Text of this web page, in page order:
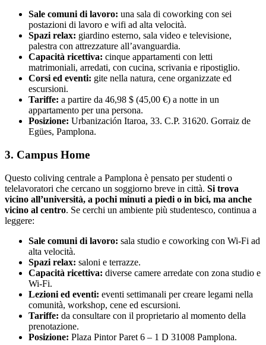
Sale comuni di lavoro: una sala di coworking con sei
postazioni di lavoro e wifi ad alta velocità.
Spazi relax: giardino esterno, sala video e televisione,
palestra con attrezzature all’avanguardia.
Capacità ricettiva: cinque appartamenti con letti
matrimoniali, arredati, con cucina, scrivania e ripostiglio.
Corsi ed eventi: gite nella natura, cene organizzate ed
escursioni.
Tariffe: a partire da 46,98 $ (45,00 €) a notte in un
appartamento per una persona.
Posizione: Urbanización Itaroa, 33. C.P. 31620. Gorraiz de
Egües, Pamplona.
3. Campus Home
Questo coliving centrale a Pamplona è pensato per studenti o
telelavoratori che cercano un soggiorno breve in città. Si trova
vicino all’università, a pochi minuti a piedi o in bici, ma anche
vicino al centro. Se cerchi un ambiente più studentesco, continua a
leggere:
Sale comuni di lavoro: sala studio e coworking con Wi-Fi ad
alta velocità.
Spazi relax: saloni e terrazze.
Capacità ricettiva: diverse camere arredate con zona studio e
Wi-Fi.
Lezioni ed eventi: eventi settimanali per creare legami nella
comunità, workshop, cene ed escursioni.
Tariffe: da consultare con il proprietario al momento della
prenotazione.
Posizione: Plaza Pintor Paret 6 – 1 D 31008 Pamplona.